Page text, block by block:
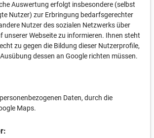
Auswertung erfolgt insbesondere (selbst
Nutzer) zur Erbringung bedarfsgerechter
Nutzer des sozialen Netzwerks über
unserer Webseite zu informieren. Ihnen steht
zu gegen die Bildung dieser Nutzerprofile,
dessen an Google richten müssen.
Daten, durch die
Maps.